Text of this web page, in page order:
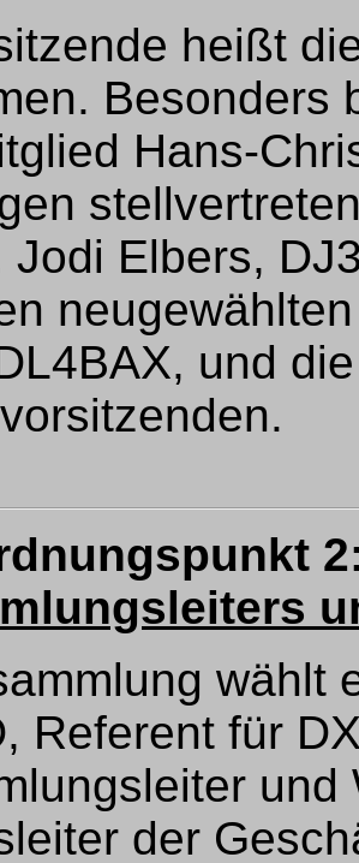
heißt
Besonders
Hans-
Jodi Elbers,
und
wählt
Referent für
der